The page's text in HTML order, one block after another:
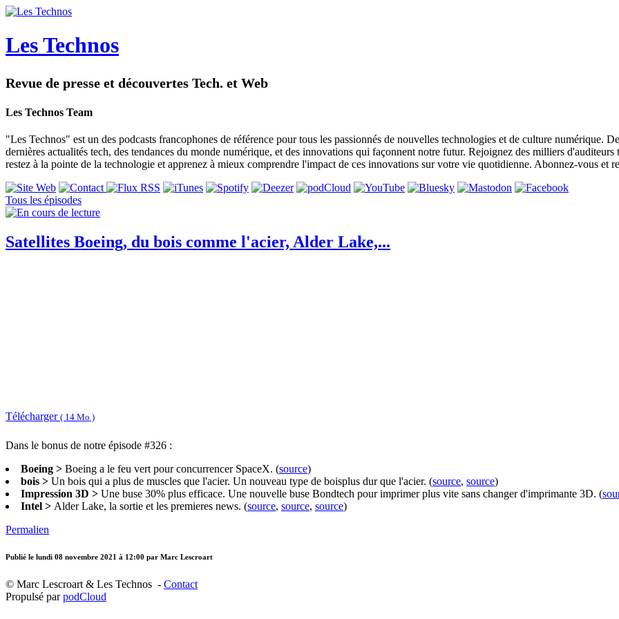
Les Technos
Revue de presse et découvertes Tech. et Web
Les Technos Team
"Les Technos" est un des podcasts francophones de référence pour tous les passionnés de nouvelles technologies et de culture numérique.
dernières actualités tech, des tendances du monde numérique, et des innovations qui façonnent notre futur. Rejoignez des milliers
restez à la pointe de la technologie et apprenez à mieux comprendre l'impact de ces innovations sur votre vie quotidienne. Abonnez-vous
Tous les épisodes
Satellites Boeing, du bois comme l'acier, Alder Lake,...
Télécharger ( 14 Mo )
Dans le bonus de notre épisode #326 :
Boeing > Boeing a le feu vert pour concurrencer SpaceX. (source)
bois > Un bois qui a plus de muscles que l'acier. Un nouveau type de boisplus dur que l'acier. (source, source)
Impression 3D > Une buse 30% plus efficace. Une nouvelle buse Bondtech pour imprimer plus vite sans changer d'imprimante 3D. (
Intel > Alder Lake, la sortie et les premieres news. (source, source, source)
Permalien
Publié le lundi 08 novembre 2021 à 12:00 par Marc Lescroart
© Marc Lescroart & Les Technos - Contact
Propulsé parpodCloud